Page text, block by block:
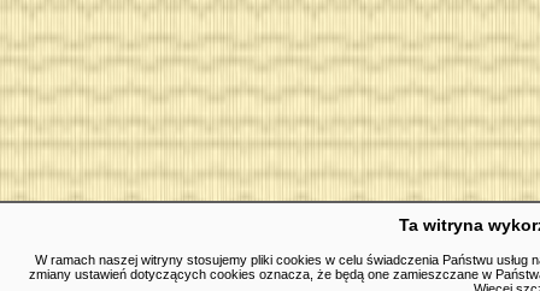
Ta witryna
W ramach naszej witryny stosujemy pliki cookies w celu świadczenia Państwu
zmiany ustawień dotyczących cookies oznacza, że będą one zamieszczane w